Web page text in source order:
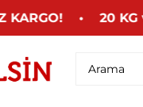
• 20 KG